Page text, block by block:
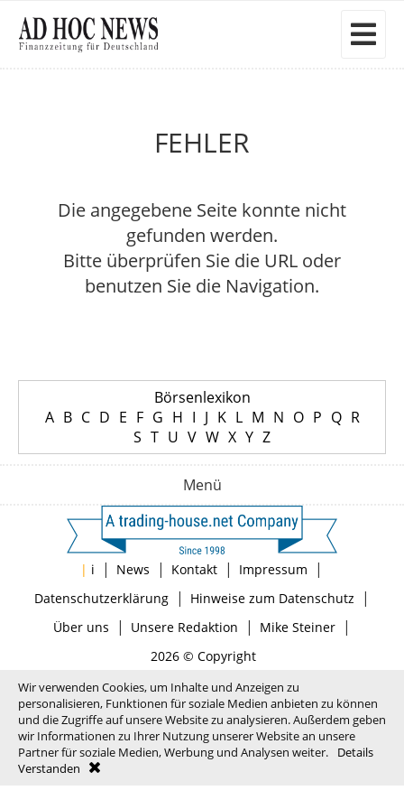
FEHLER
Die angegebene Seite konnte nicht
gefunden werden.
Bitte überprüfen Sie die URL oder
benutzen Sie die Navigation.
Börsenlexikon
A B C D E F G H I J K L M N O P Q R
S T U V W X Y Z
Menü
| i | News | Kontakt | Impressum |
Datenschutzerklärung| Hinweise zum Datenschutz |
Über uns | Unsere Redaktion | Mike Steiner|
2026 © Copyright
Wir verwenden Cookies, um Inhalte und Anzeigen zu
personalisieren, Funktionen für soziale Medien anbieten zu können
und die Zugriffe auf unsere Website zu analysieren. Außerdem geben
wir Informationen zu Ihrer Nutzung unserer Website an unsere
Partner für soziale Medien, Werbung und Analysen weiter.
Details
Verstanden